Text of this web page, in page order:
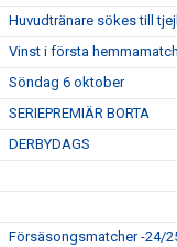
Huvudtränare sökes till
Vinst i första
Söndag 6 oktober
SERIEPREMIÄR BORTA
DERBYDAGS
Försäsongsmatcher -24/